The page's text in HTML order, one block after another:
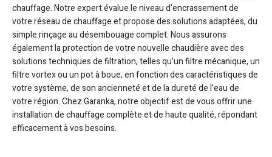
chauffage. Notre expert évalue le niveau d’encrassement de
votre réseau de chauffage et propose des solutions adaptées, du
simple rinçage au désembouage complet. Nous assurons
également la protection de votre nouvelle chaudière avec des
solutions techniques de filtration, telles qu’un filtre mécanique, un
filtre vortex ou un pot à boue, en fonction des caractéristiques de
votre système, de son ancienneté et de la dureté de l’eau de
votre région. Chez Garanka, notre objectif est de vous offrir une
installation de chauffage complète et de haute qualité, répondant
efficacement à vos besoins.